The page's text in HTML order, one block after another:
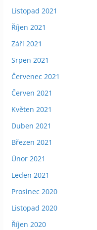
Listopad 2021
Říjen 2021
Září 2021
Srpen 2021
Červenec 2021
Červen 2021
Květen 2021
Duben 2021
Březen 2021
Únor 2021
Leden 2021
Prosinec 2020
Listopad 2020
Říjen 2020